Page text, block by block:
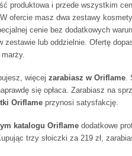
produktowa i przede wszystkim
ofercie masz dwa zestawy
cenie bez dodatkowych
zestawie lub oddzielnie. Ofertę
więcej zarabiasz w Oriflame.
się opłaca. Zarabiasz na
Oriflame przynosi satysfakcję.
katalogu Oriflame dodatkowe
trzy słoiczki za 219 zł,